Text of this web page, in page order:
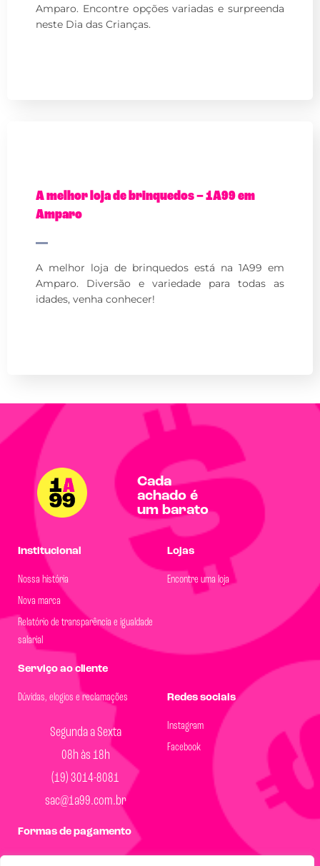
Amparo. Encontre opções variadas e surpreenda
neste Dia das Crianças.
A melhor loja de brinquedos – 1A99 em
Amparo
A melhor loja de brinquedos está na 1A99 em
Amparo. Diversão e variedade para todas as
idades, venha conhecer!
Cada
achado é
um barato
Institucional
Nossa história
Nova marca
Relatório de transparência e igualdade
salarial
Lojas
Encontre uma loja
Serviço ao cliente
Dúvidas, elogios e reclamações
Segunda a Sexta
08h às 18h
(19) 3014-8081
sac@1a99.com.br
Redes sociais
Instagram
Facebook
Formas de pagamento